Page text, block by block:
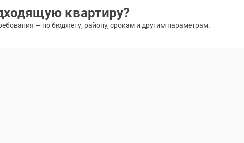
квартиру?
— по бюджету, району, срокам и другим параметрам.